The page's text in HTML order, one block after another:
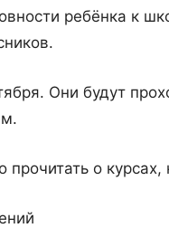
ребёнка к
Они будут
о